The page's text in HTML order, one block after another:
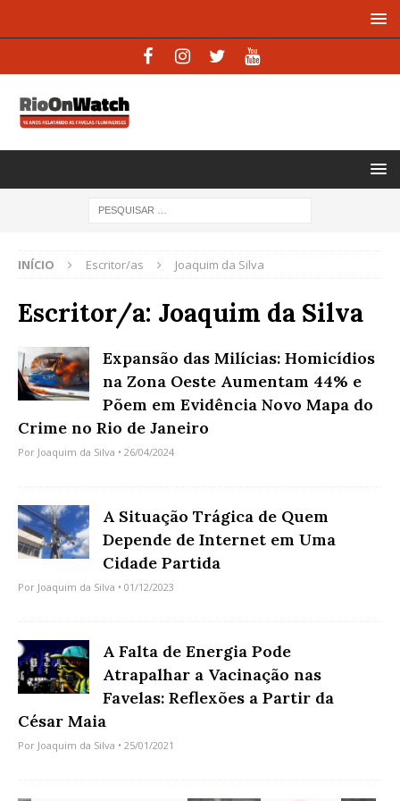
INÍCIO Escritor/as Joaquim da Silva
Escritor/a: Joaquim da Silva
Expansão das Milícias: Homicídios
na Zona Oeste Aumentam 44% e
Põem em Evidência Novo Mapa do
Crime no Rio de Janeiro
Por Joaquim da Silva • 26/04/2024
A Situação Trágica de Quem
Depende de Internet em Uma
Cidade Partida
Por Joaquim da Silva • 01/12/2023
A Falta de Energia Pode
Atrapalhar a Vacinação nas
Favelas: Reflexões a Partir da
César Maia
Por Joaquim da Silva • 25/01/2021